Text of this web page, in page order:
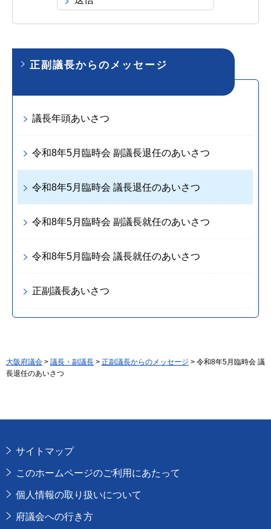
正副議長からのメッセージ
議長年頭あいさつ
令和8年5月臨時会 副議長退任のあいさつ
令和8年5月臨時会 議長退任のあいさつ
令和8年5月臨時会 副議長就任のあいさつ
令和8年5月臨時会 議長就任のあいさつ
正副議長あいさつ
大阪府議会 > 議長・副議長 > 正副議長からのメッセージ > 令和8年5月臨時会 議
長退任のあいさつ
サイトマップ
このホームページのご利用にあたって
個人情報の取り扱いについて
府議会への行き方